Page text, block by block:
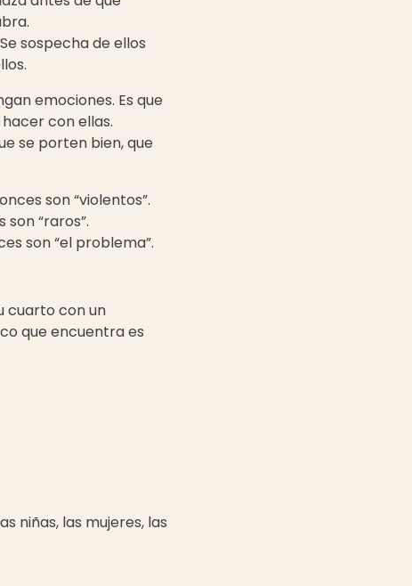
sospecha de ellos
emociones. Es que
con ellas.
se porten bien, que
son “violentos”.
“raros”.
son “el problema”.
cuarto con un
que encuentra es
niñas, las mujeres, las